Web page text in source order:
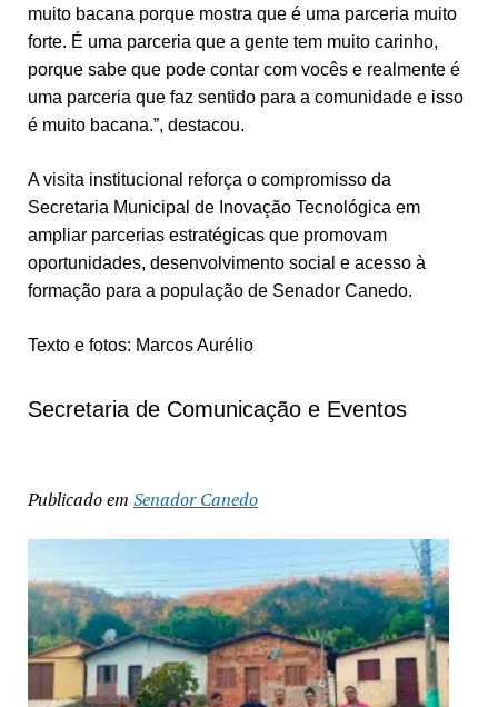
muito bacana porque mostra que é uma parceria muito
forte. É uma parceria que a gente tem muito carinho,
porque sabe que pode contar com vocês e realmente é
uma parceria que faz sentido para a comunidade e isso
é muito bacana.”, destacou.
A visita institucional reforça o compromisso da
Secretaria Municipal de Inovação Tecnológica em
ampliar parcerias estratégicas que promovam
oportunidades, desenvolvimento social e acesso à
formação para a população de Senador Canedo.
Texto e fotos: Marcos Aurélio
Secretaria de Comunicação e Eventos
Publicado em Senador Canedo